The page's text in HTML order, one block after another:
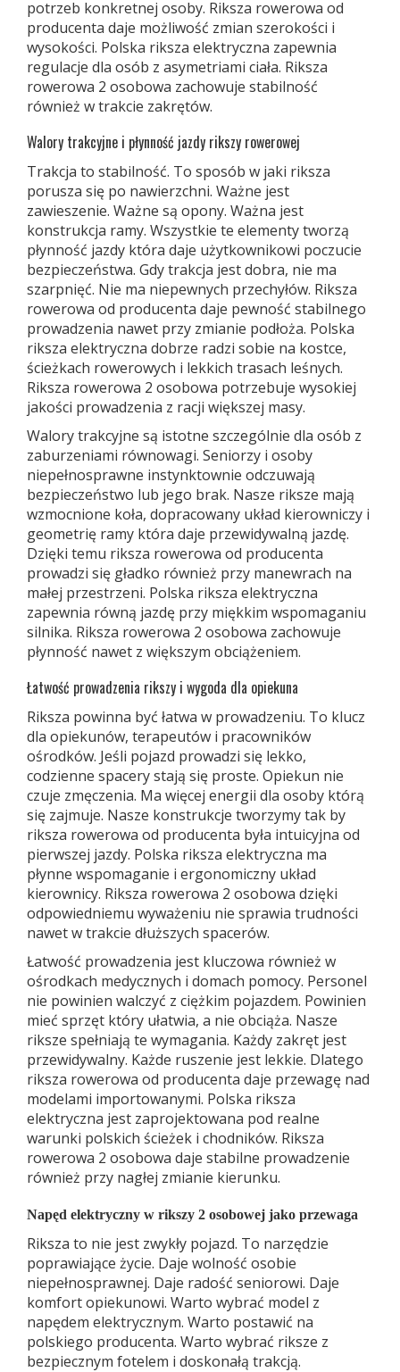
potrzeb konkretnej osoby. Riksza rowerowa od
producenta daje możliwość zmian szerokości i
wysokości. Polska riksza elektryczna zapewnia
regulacje dla osób z asymetriami ciała. Riksza
rowerowa 2 osobowa zachowuje stabilność
również w trakcie zakrętów.
Walory trakcyjne i płynność jazdy rikszy rowerowej
Trakcja to stabilność. To sposób w jaki riksza
porusza się po nawierzchni. Ważne jest
zawieszenie. Ważne są opony. Ważna jest
konstrukcja ramy. Wszystkie te elementy tworzą
płynność jazdy która daje użytkownikowi poczucie
bezpieczeństwa. Gdy trakcja jest dobra, nie ma
szarpnięć. Nie ma niepewnych przechyłów. Riksza
rowerowa od producenta daje pewność stabilnego
prowadzenia nawet przy zmianie podłoża. Polska
riksza elektryczna dobrze radzi sobie na kostce,
ścieżkach rowerowych i lekkich trasach leśnych.
Riksza rowerowa 2 osobowa potrzebuje wysokiej
jakości prowadzenia z racji większej masy.
Walory trakcyjne są istotne szczególnie dla osób z
zaburzeniami równowagi. Seniorzy i osoby
niepełnosprawne instynktownie odczuwają
bezpieczeństwo lub jego brak. Nasze riksze mają
wzmocnione koła, dopracowany układ kierowniczy i
geometrię ramy która daje przewidywalną jazdę.
Dzięki temu riksza rowerowa od producenta
prowadzi się gładko również przy manewrach na
małej przestrzeni. Polska riksza elektryczna
zapewnia równą jazdę przy miękkim wspomaganiu
silnika. Riksza rowerowa 2 osobowa zachowuje
płynność nawet z większym obciążeniem.
Łatwość prowadzenia rikszy i wygoda dla opiekuna
Riksza powinna być łatwa w prowadzeniu. To klucz
dla opiekunów, terapeutów i pracowników
ośrodków. Jeśli pojazd prowadzi się lekko,
codzienne spacery stają się proste. Opiekun nie
czuje zmęczenia. Ma więcej energii dla osoby którą
się zajmuje. Nasze konstrukcje tworzymy tak by
riksza rowerowa od producenta była intuicyjna od
pierwszej jazdy. Polska riksza elektryczna ma
płynne wspomaganie i ergonomiczny układ
kierownicy. Riksza rowerowa 2 osobowa dzięki
odpowiedniemu wyważeniu nie sprawia trudności
nawet w trakcie dłuższych spacerów.
Łatwość prowadzenia jest kluczowa również w
ośrodkach medycznych i domach pomocy. Personel
nie powinien walczyć z ciężkim pojazdem. Powinien
mieć sprzęt który ułatwia, a nie obciąża. Nasze
riksze spełniają te wymagania. Każdy zakręt jest
przewidywalny. Każde ruszenie jest lekkie. Dlatego
riksza rowerowa od producenta daje przewagę nad
modelami importowanymi. Polska riksza
elektryczna jest zaprojektowana pod realne
warunki polskich ścieżek i chodników. Riksza
rowerowa 2 osobowa daje stabilne prowadzenie
również przy nagłej zmianie kierunku.
Napęd elektryczny w rikszy 2 osobowej jako przewaga
Riksza to nie jest zwykły pojazd. To narzędzie
poprawiające życie. Daje wolność osobie
niepełnosprawnej. Daje radość seniorowi. Daje
komfort opiekunowi. Warto wybrać model z
napędem elektrycznym. Warto postawić na
polskiego producenta. Warto wybrać riksze z
bezpiecznym fotelem i doskonałą trakcją.